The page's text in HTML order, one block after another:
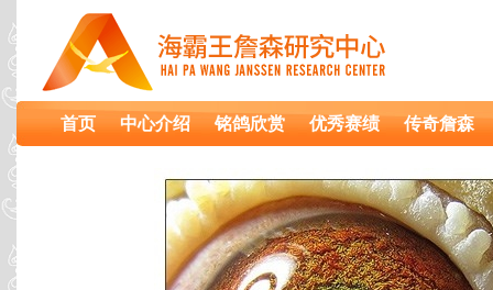
首页 中心介绍 铭鸽欣赏 优秀赛绩 传奇詹森